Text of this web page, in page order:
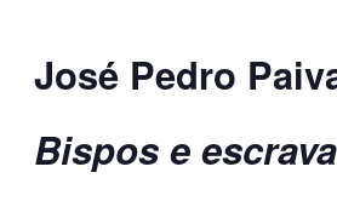
José Pedro
Bispos e